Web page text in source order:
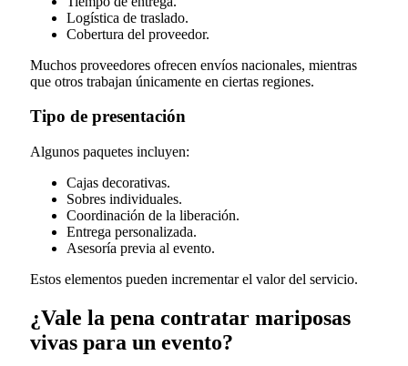
Logística de traslado.
Cobertura del proveedor.
Muchos proveedores ofrecen envíos nacionales, mientras
que otros trabajan únicamente en ciertas regiones.
Tipo de presentación
Algunos paquetes incluyen:
Cajas decorativas.
Sobres individuales.
Coordinación de la liberación.
Entrega personalizada.
Asesoría previa al evento.
Estos elementos pueden incrementar el valor del servicio.
¿Vale la pena contratar mariposas
vivas para un evento?